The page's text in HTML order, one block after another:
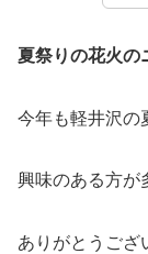
夏祭りの花火の
今年も軽井沢の
興味のある方が
ありがとうござ